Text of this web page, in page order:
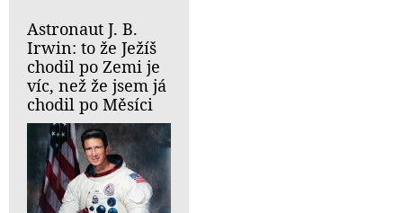
Astronaut J. B.
Irwin: to že Ježíš
chodil po Zemi je
víc, než že jsem já
chodil po Měsíci